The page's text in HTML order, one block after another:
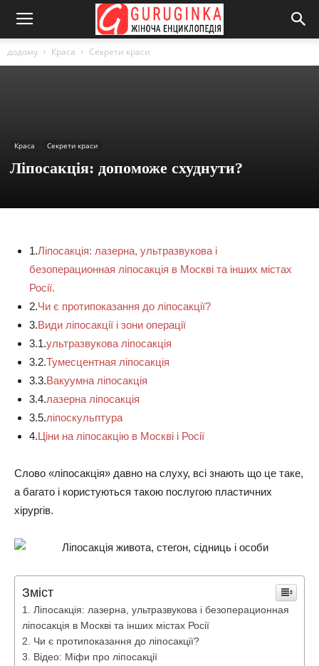
додому Краса Секрети краси
Краса Секрети краси
Ліпосакція: допоможе схуднути?
1.Ліпосакція: лазерна, ультразвукова і
безоперационная ліпосакція в Москві та інших містах
Росії.
2.Чи є протипоказання до ліпосакції?
3.Види ліпосакції і зони операції
3.1.ультразвукова ліпосакція
3.2.Тумесцентная ліпосакція
3.3.Вакуумна ліпосакція
3.4.лазерна ліпосакція
3.5.ліпоскульптура
4.Ціни на ліпосакцію в Москві і Росії
Слово «ліпосакція» давно на слуху, всі знають що це таке,
а багато і користуються такою послугою пластичних
хірургів.
Зміст
Ліпосакція: лазерна, ультразвукова і безоперационная
ліпосакція в Москві та інших містах Росії
Чи є протипоказання до ліпосакції?
Відео: Міфи про ліпосакції